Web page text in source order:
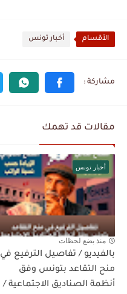
الأقسام أخبار تونس
مقالات قد تهمك
أخبار تونس
منذ بضع لحظات
بالفيديو / تفاصيل الترفيع في
منح التقاعد بتونس وفق
أنظمة الصناديق الاجتماعية /